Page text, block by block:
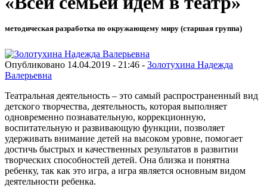
методическая разработка по окружающему миру (старшая группа)
Опубликовано 14.04.2019 - 21:46 - Золотухина Надежда
Валерьевна
Театральная деятельность – это самый распространенный вид
детского творчества, деятельность, которая выполняет
одновременно познавательную, коррекционную,
воспитательную и развивающую функции, позволяет
удерживать внимание детей на высоком уровне, помогает
достичь быстрых и качественных результатов в развитии
творческих способностей детей. Она близка и понятна
ребенку, так как это игра, а игра является основным видом
деятельности ребенка.